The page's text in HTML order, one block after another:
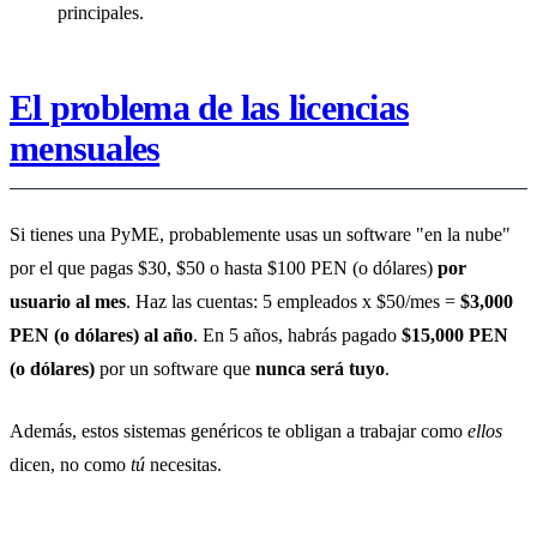
principales.
El problema de las licencias
mensuales
Si tienes una PyME, probablemente usas un software "en la nube"
por el que pagas $30, $50 o hasta $100 PEN (o dólares) por
usuario al mes. Haz las cuentas: 5 empleados x $50/mes = $3,000
PEN (o dólares) al año. En 5 años, habrás pagado $15,000 PEN
(o dólares) por un software que nunca será tuyo.
Además, estos sistemas genéricos te obligan a trabajar como ellos
dicen, no como tú necesitas.